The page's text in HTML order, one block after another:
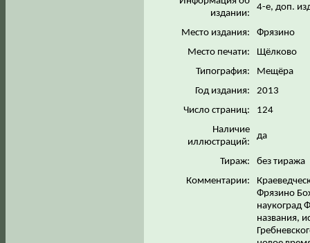
издании:
4-е, доп.
Место издания:
Фрязино
Место печати:
Щёлково
Типография:
Мещёра
Год издания:
2013
Число страниц:
124
Наличие
иллюстраций:
да
Тираж:
без тиража
Комментарии:
Фрязино
наукоград
названия,